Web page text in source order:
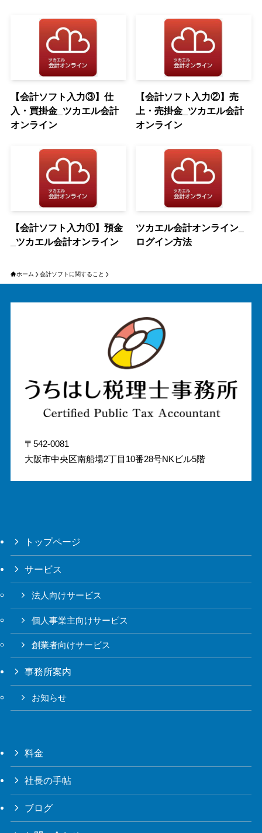
【会計ソフト入力③】仕
入・買掛金_ツカエル会計
オンライン
【会計ソフト入力②】売
上・売掛金_ツカエル会計
オンライン
【会計ソフト入力①】預金
_ツカエル会計オンライン
ツカエル会計オンライン_
ログイン方法
ホーム 会計ソフトに関すること
〒542-0081
大阪市中央区南船場2丁目10番28号NKビル5階
トップページ
サービス
法人向けサービス
個人事業主向けサービス
創業者向けサービス
事務所案内
お知らせ
料金
社長の手帖
ブログ